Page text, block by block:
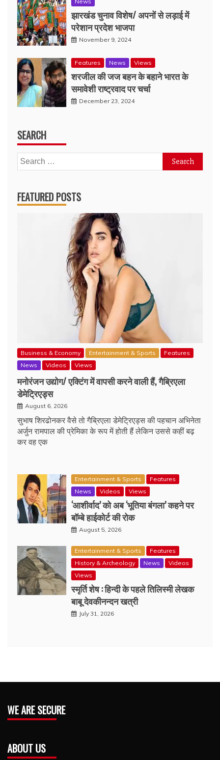
झारखंड चुनाव विशेष/ अपनों से लड़ाई में
परेशान प्रदेश भाजपा
November 9, 2024
Features News Views
शरजील की जज बहन के बहाने भारत के
समावेशी राष्ट्रवाद पर चर्चा
December 23, 2024
SEARCH
Search
for:
FEATURED POSTS
Business & Economy Entertainment & Sports
Features
News
Videos Views
मनोरंजन उद्योग/ एक्टिंग में वापसी करने वाली हैं, गैब्रिएला
डेमेट्रिएड्स
August 6, 2026
सुभाष शिरढोनकर वैसे तो गैब्रिएला डेमेट्रिएड्स की पहचान अभिनेता
अर्जुन रामपाल की प्रेमिका के रूप में होती हैं लेकिन उससे कहीं बढ़
कर वह एक
Entertainment & Sports
Features
News
Videos Views
‘आशीर्वाद’ को अब ‘भूतिया बंगला’ कहने पर
बॉम्बे हाईकोर्ट की रोक
August 5, 2026
Entertainment & Sports
Features
History & Archeology
News
Videos
Views
स्मृर्ति शेष : हिन्दी के पहले तिलिस्मी लेखक
बाबू देवकीनन्दन खत्री
July 31, 2026
WE ARE SECURE
ABOUT US